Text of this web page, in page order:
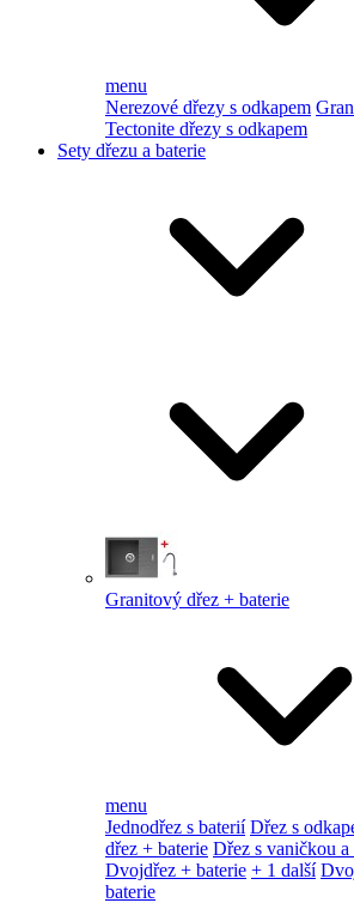
menu
Nerezové dřezy s odkapem
Tectonite dřezy s odkapem
Sety dřezu a baterie
Granitový dřez + baterie
menu
Jednodřez s baterií Dřez s
dřez + baterie Dřez s vaničkou
Dvojdřez + baterie + 1 další
baterie